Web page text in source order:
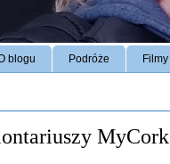
blogu Podróże Filmy
MyCork